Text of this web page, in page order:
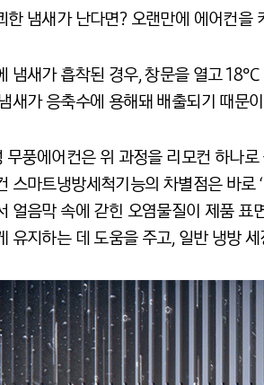
한 냄새가 난다면? 오랜만에 에어컨을
냄새가 흡착된 경우, 창문을 열고
새가 응축수에 용해돼 배출되기 때문
풍에어컨은 위 과정을 리모컨 하나로
스마트냉방세척기능의 차별점은 바로
얼음막 속에 갇힌 오염물질이 제품
유지하는 데 도움을 주고, 일반 냉방